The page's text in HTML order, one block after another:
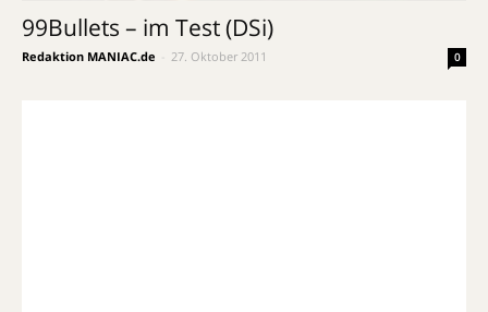
99Bullets – im Test (DSi)
Redaktion MANIAC.de 27. Oktober 2011 0